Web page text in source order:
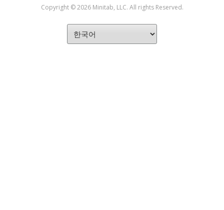
Copyright © 2026 Minitab, LLC. All rights Reserved.